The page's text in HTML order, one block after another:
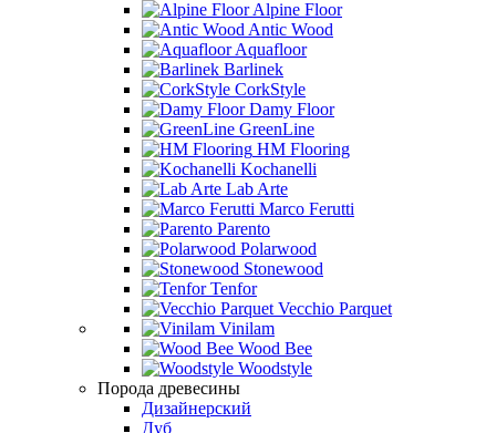
Alpine Floor
Antic Wood
Aquafloor
Barlinek
CorkStyle
Damy Floor
GreenLine
HM Flooring
Kochanelli
Lab Arte
Marco Ferutti
Parento
Polarwood
Stonewood
Tenfor
Vecchio Parquet
Vinilam
Wood Bee
Woodstyle
Порода древесины
Дизайнерский
Дуб